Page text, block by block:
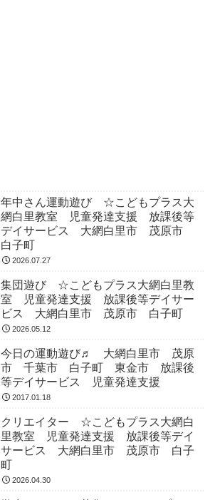
年中さん運動遊び ☆こどもプラス大
網白里教室 児童発達支援 放課後等
デイサービス 大網白里市 茂原市
白子町
2026.07.27
集団遊び ☆こどもプラス大網白里教
室 児童発達支援 放課後等デイサー
ビス 大網白里市 茂原市 白子町
2026.05.12
今日の運動遊び♬ 大網白里市 茂原
市 千葉市 白子町 東金市 放課後
等デイサービス 児童発達支援
2017.01.18
クリエイター ☆こどもプラス大網白
里教室 児童発達支援 放課後等デイ
サービス 大網白里市 茂原市 白子
町
2026.04.30